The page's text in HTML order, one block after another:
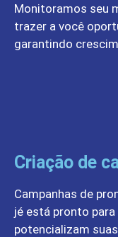
Monitoramos seu
trazer a você
garantindo
Criação de
Campanhas de
jé está pronto
potencializam